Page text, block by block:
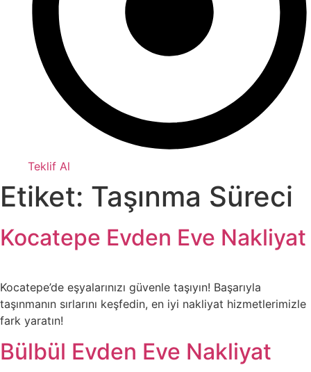
Teklif Al
Etiket: Taşınma Süreci
Kocatepe Evden Eve Nakliyat
Kocatepe’de eşyalarınızı güvenle taşıyın! Başarıyla
taşınmanın sırlarını keşfedin, en iyi nakliyat hizmetlerimizle
fark yaratın!
Bülbül Evden Eve Nakliyat